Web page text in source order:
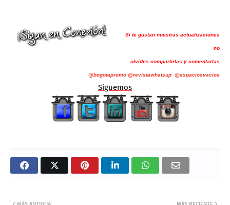
Si te gustan nuestras actualizaciones
no
olvides compartirlas y comentarlas
@bogotapromo @revistawhatsup @espaciosvacios
Siguemos